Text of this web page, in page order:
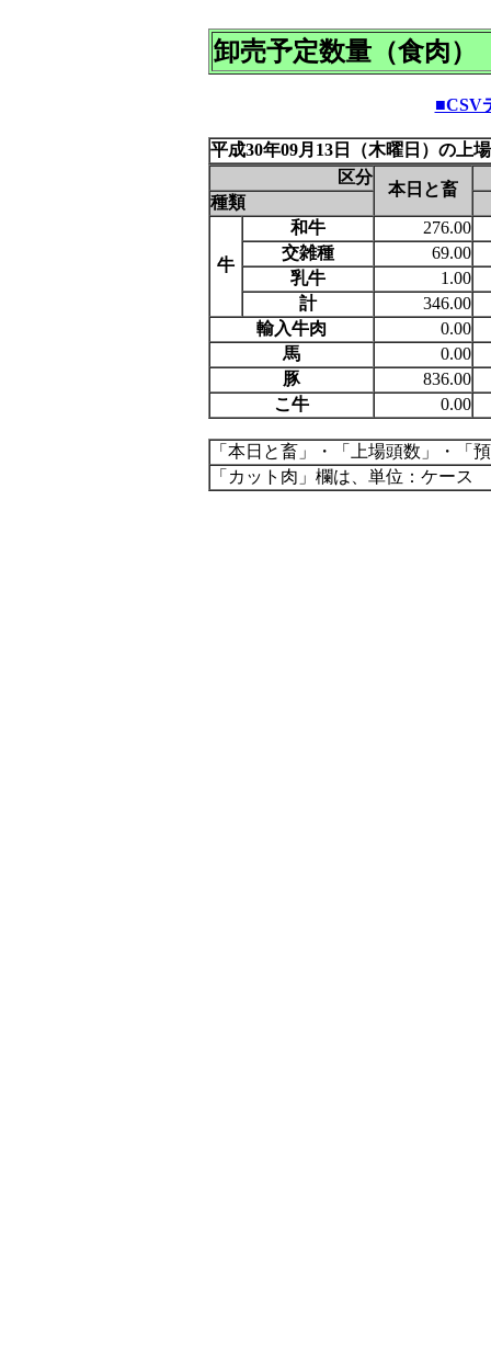
卸売予定数量（食肉）
■CSV
平成30年09月13日（木曜日）の上
区分
本日と畜
種類
牛
和牛
276.00
交雑種
69.00
乳牛
1.00
計
346.00
輸入牛肉
0.00
馬
0.00
豚
836.00
こ牛
0.00
「本日と畜」・「上場頭数」・「
「カット肉」欄は、単位：ケース